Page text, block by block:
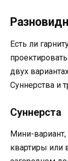
Есть ли
двух
Суннерства и
Суннерста
Мини-
квартиры или